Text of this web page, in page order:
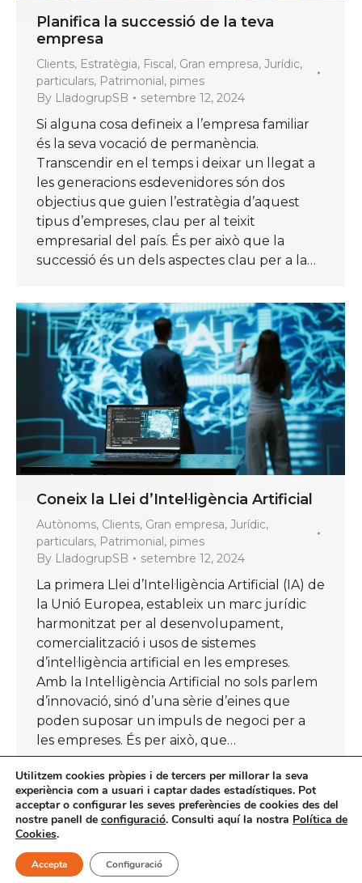
Planifica la successió de la teva
empresa
Clients, Estratègia, Fiscal, Gran empresa, Jurídic,
particulars, Patrimonial, pimes
By LladogrupSB setembre 12, 2024
Si alguna cosa defineix a l’empresa familiar
és la seva vocació de permanència.
Transcendir en el temps i deixar un llegat a
les generacions esdevenidores són dos
objectius que guien l’estratègia d’aquest
tipus d’empreses, clau per al teixit
empresarial del país. És per això que la
successió és un dels aspectes clau per a la…
Coneix la Llei d’Intel·ligència Artificial
Autònoms, Clients, Gran empresa, Jurídic,
particulars, Patrimonial, pimes
By LladogrupSB setembre 12, 2024
La primera Llei d’Intel·ligència Artificial (IA) de
la Unió Europea, estableix un marc jurídic
harmonitzat per al desenvolupament,
comercialització i usos de sistemes
d’intel·ligència artificial en les empreses.
Amb la Intel·ligència Artificial no sols parlem
d’innovació, sinó d’una sèrie d’eines que
poden suposar un impuls de negoci per a
les empreses. És per això, que…
← 1 … 18 19 20 21 22
…
Utilitzem cookies pròpies i de tercers per millorar la seva
experiència com a usuari i captar dades estadístiques. Pot
acceptar o configurar les seves preferències de cookies des del
nostre panell de configuració. Consulti aquí la nostra Política de
Cookies.
Accepta Configuració